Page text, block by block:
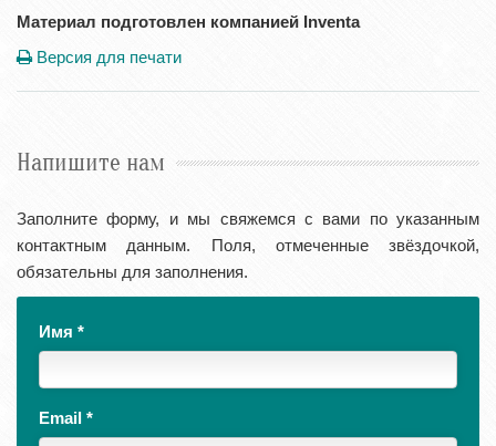
Материал подготовлен компанией Inventa
Версия для печати
Напишите нам
Заполните форму, и мы свяжемся с вами по указанным
контактным данным. Поля, отмеченные звёздочкой,
обязательны для заполнения.
Имя *
Email *